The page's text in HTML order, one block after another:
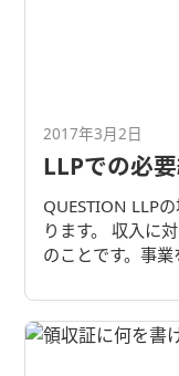
2017年3月2日
LLPでの必
QUESTION LLP
ります。 収入に
のことです。事